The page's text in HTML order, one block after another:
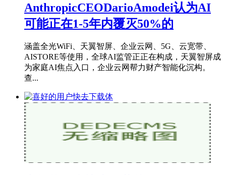
AnthropicCEODarioAmodei认为AI
可能正在1-5年内覆灭50%的
涵盖全光WiFi、天翼智屏、企业云网、5G、云宽带、
AISTORE等使用，全球AI监管正正在构成，天翼智屏成
为家庭AI焦点入口，企业云网帮力财产智能化沉构。
查...